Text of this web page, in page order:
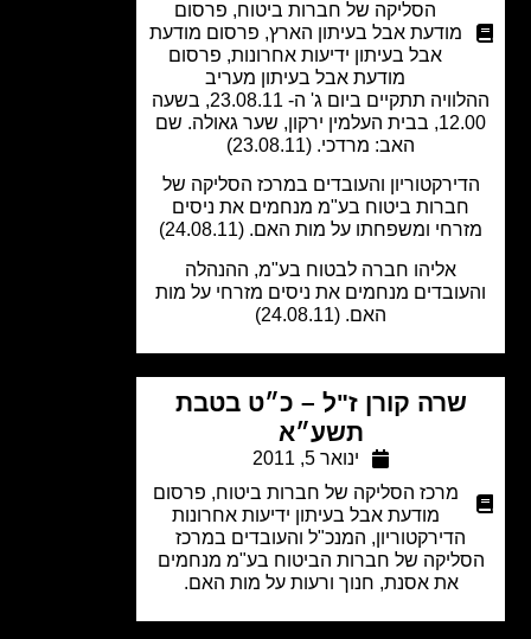
הסליקה של חברות ביטוח,פרסום
מודעת אבל בעיתון הארץ,פרסום מודעת
אבל בעיתון ידיעות אחרונות,פרסום
מודעת אבל בעיתון מעריב
ההלוויה תתקיים ביום ג' ה- 23.08.11, בשעה
12.00, בבית העלמין ירקון, שער גאולה. שם
האב: מרדכי. (23.08.11)
והעובדים במרכז הסליקה של
חברות ביטוח בע"מ מנחמים את ניסים
ומשפחתו על מות האם. (24.08.11)
אליהו חברה לבטוח בע"מ, ההנהלה
מנחמים את ניסים מזרחי על מות
שרה קורן ז"ל – כ״ט בטבת
תשע״א
ינואר 5, 2011
מרכז הסליקה של חברות ביטוח,פרסום
מודעת אבל בעיתון ידיעות אחרונות
הדירקטוריון, המנכ"ל והעובדים במרכז
של חברות הביטוח בע"מ מנחמים
את אסנת, חנוך ורעות על מות האם.